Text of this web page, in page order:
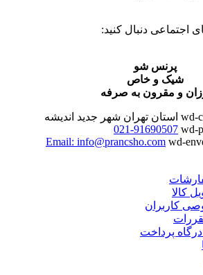
اجتماعی دنبال کنید:
پرنس شو
شیک و خاص
و مقرون به صرفه
استان تهران شهر جدید اندیشه
021-91690507
Email: info@prancsho.com
کالا
کاربران
پرداخت